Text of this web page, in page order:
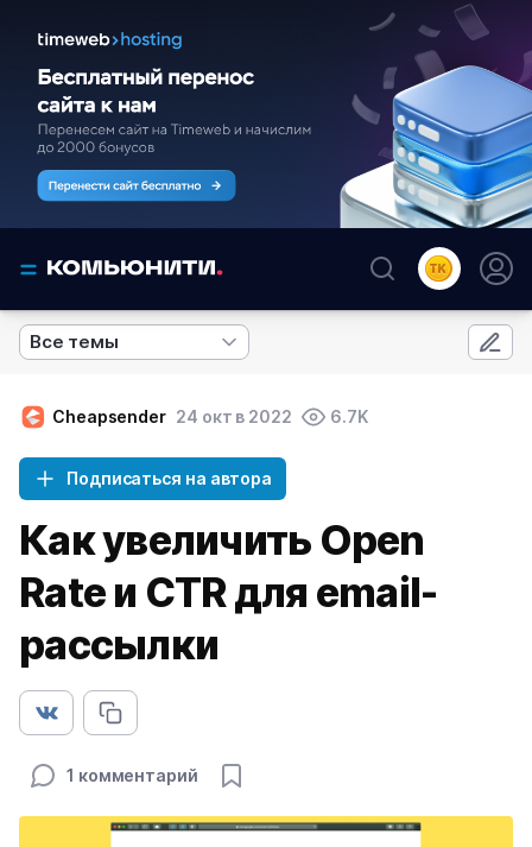
Все темы
Cheapsender 24 окт в 2022 6.7K
Подписаться на автора
Как увеличить Open
Rate и CTR для email-
рассылки
1 комментарий